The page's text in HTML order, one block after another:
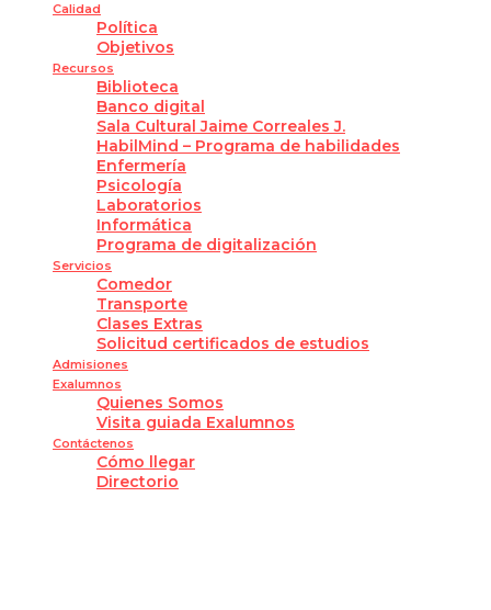
Calidad
Política
Objetivos
Recursos
Biblioteca
Banco digital
Sala Cultural Jaime Correales J.
HabilMind – Programa de habilidades
Enfermería
Psicología
Laboratorios
Informática
Programa de digitalización
Servicios
Comedor
Transporte
Clases Extras
Solicitud certificados de estudios
Admisiones
Exalumnos
Quienes Somos
Visita guiada Exalumnos
Contáctenos
Cómo llegar
Directorio